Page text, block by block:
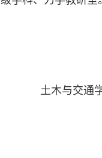
木与交通学